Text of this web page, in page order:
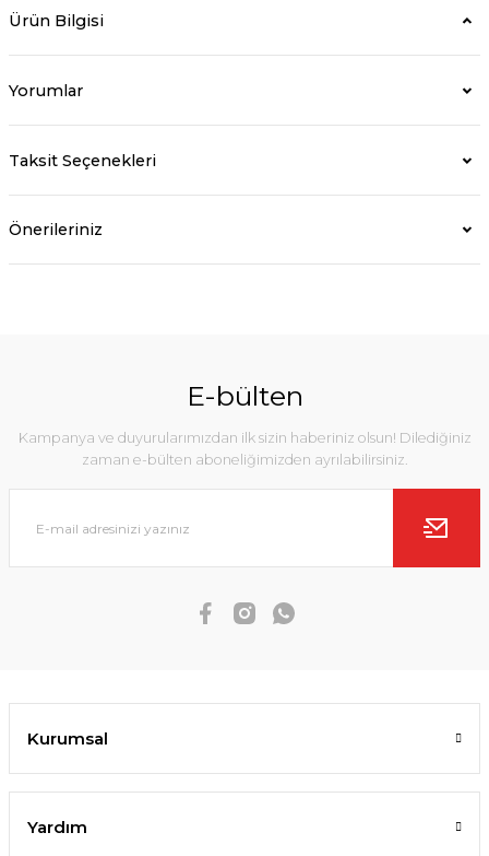
Ürün Bilgisi
Yorumlar
Taksit Seçenekleri
Önerileriniz
E-bülten
Kampanya ve duyurularımızdan ilk sizin haberiniz olsun! Dilediğiniz
zaman e-bülten aboneliğimizden ayrılabilirsiniz.
Kurumsal
Yardım